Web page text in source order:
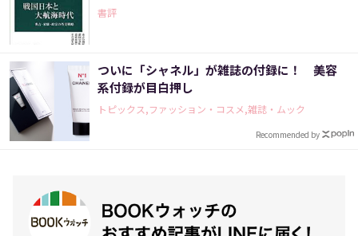
書評
ついに「シャネル」が雑誌の付録に！ 美容
系付録が目白押し
トピックス,ファッション・コスメ,雑誌・ムック
Recommended by